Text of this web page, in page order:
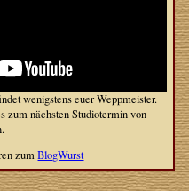
wenigstens euer Weppmeister.
zum nächsten Studiotermin von
zumBlogWurst